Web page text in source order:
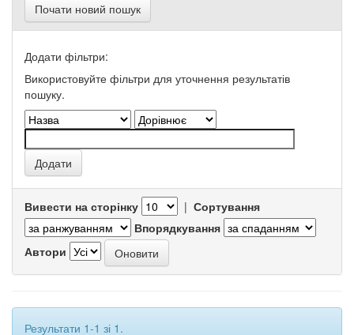
Почати новий пошук
Додати фільтри:
Використовуйте фільтри для уточнення результатів
пошуку.
Вивести на сторінку | Сортування
Впорядкування
Автори
Результати 1-1 зі 1.